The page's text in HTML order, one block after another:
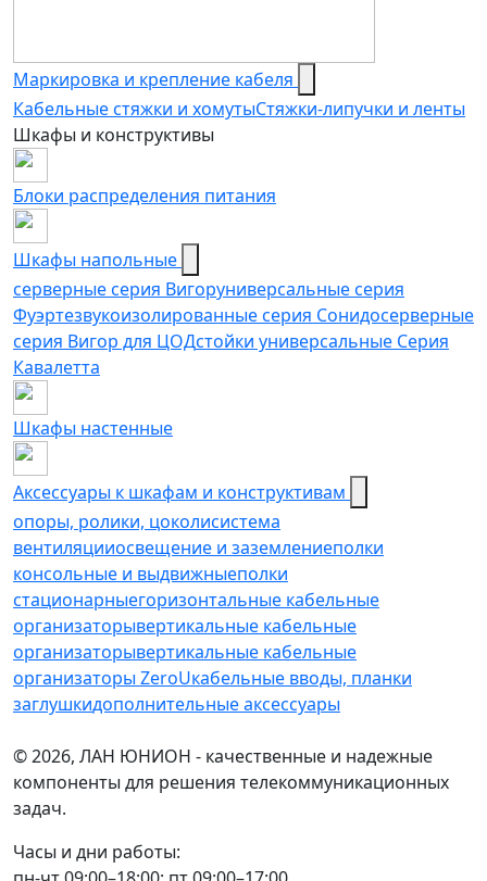
Маркировка и крепление кабеля
Кабельные стяжки и хомутыСтяжки-липучки и ленты
Шкафы и конструктивы
Блоки распределения питания
Шкафы напольные
серверные серия Вигоруниверсальные серия
Фуэртезвукоизолированные серия Сонидосерверные
серия Вигор для ЦОДстойки универсальные Серия
Кавалетта
Шкафы настенные
Аксессуары к шкафам и конструктивам
опоры, ролики, цоколиcистема
вентиляцииосвещение и заземлениеполки
консольные и выдвижныеполки
стационарныегоризонтальные кабельные
организаторывертикальные кабельные
организаторывертикальные кабельные
организаторы ZeroUкабельные вводы, планки
заглушкидополнительные аксессуары
© 2026, ЛАН ЮНИОН - качественные и надежные
компоненты для решения телекоммуникационных
задач.
Часы и дни работы: